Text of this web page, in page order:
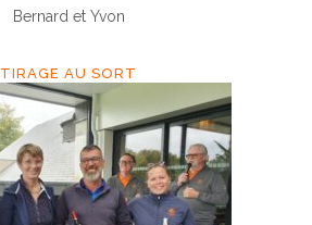
Bernard et Yvon
TIRAGE AU SORT